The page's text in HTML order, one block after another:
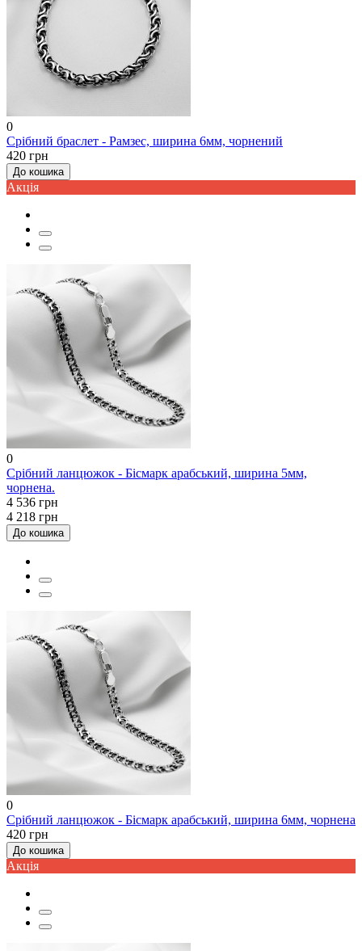
0
Срібний браслет - Рамзес, ширина 6мм, чорнений
420 грн
До кошика
Акцiя
0
Срібний ланцюжок - Бісмарк арабський, ширина 5мм,
чорнена.
4 536 грн
4 218 грн
До кошика
0
Срібний ланцюжок - Бісмарк арабський, ширина 6мм, чорнена
420 грн
До кошика
Акцiя